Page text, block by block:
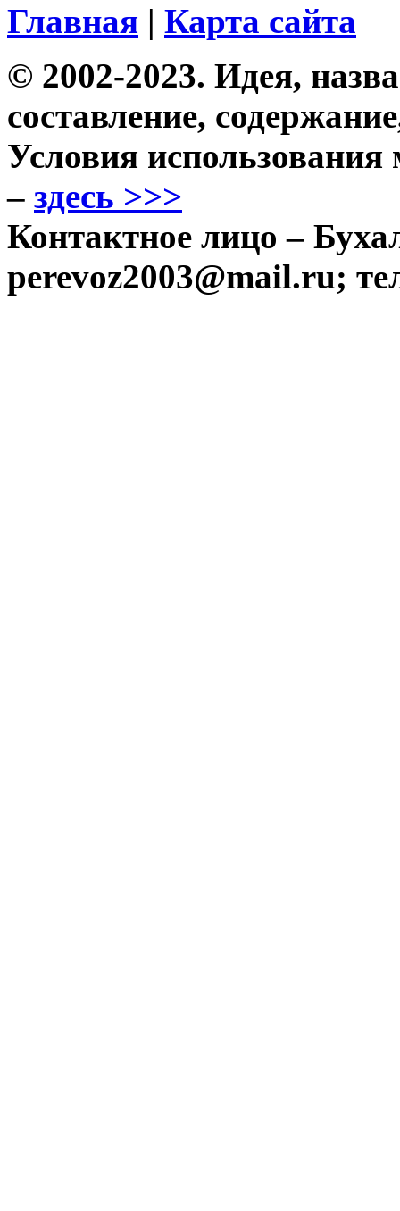
Главная | Карта сайта
© 2002-2023. Идея,
составление,
Условия использования
– здесь >>>
Контактное лицо –
perevoz2003@mail.ru;